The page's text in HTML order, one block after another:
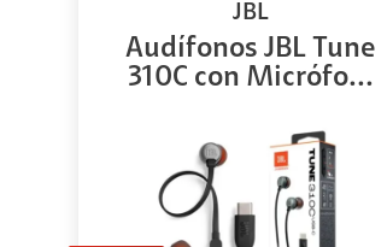
JBL
Audífonos JBL Tune
310C con Micrófo...